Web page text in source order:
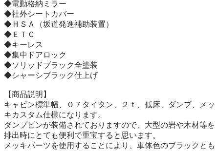
◆電動格納ミラー
◆社外シートカバー
◆ＨＳＡ（坂道発進補助装置）
◆ＥＴＣ
◆キーレス
◆集中ドアロック
◆ソリッドブラック全塗装
◆シャーシブラック仕上げ
【商品説明】
キャビン標準幅、０７タイタン、２ｔ、低床、ダンプ、メッ
キカスタム仕様になります。
ダンプピンが装備されておりますので、大型の岩や木材等を
排出時にとても便利で重宝すると思います。
メッキパーツを使用することにより、車体色のブラックとも